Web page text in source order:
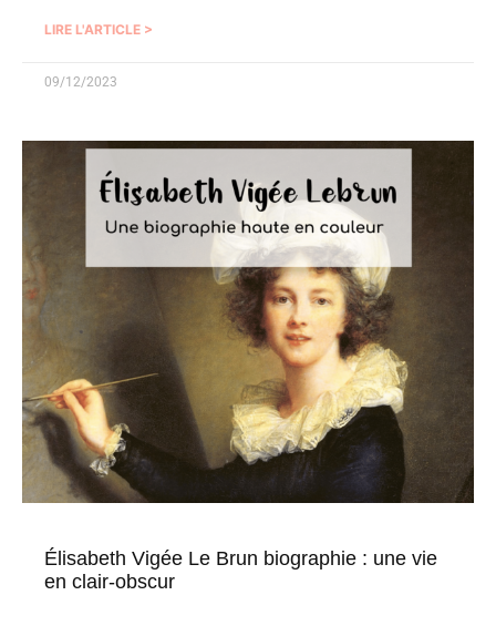
LIRE L'ARTICLE >
09/12/2023
Élisabeth Vigée Le Brun biographie : une vie
en clair-obscur